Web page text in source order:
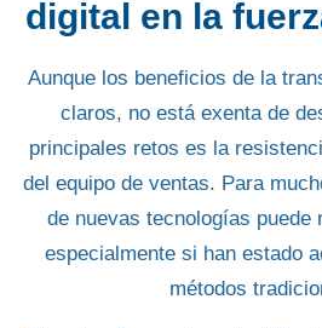
digital en la
Aunque los beneficios de la
claros, no está exenta de
principales retos es la
del equipo de ventas. Para
de nuevas tecnologías puede
especialmente si han estado
métodos